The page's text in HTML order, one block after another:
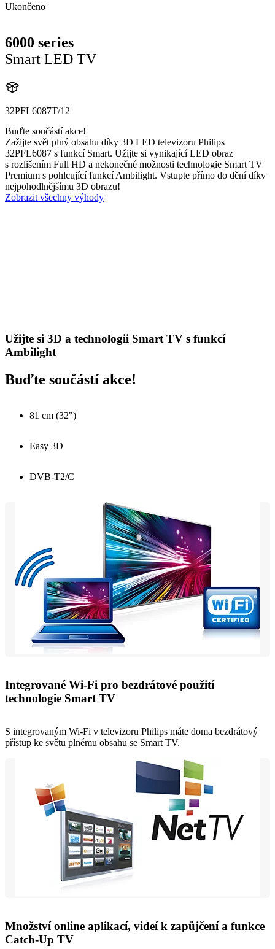
Ukončeno
6000 series
Smart LED TV
32PFL6087T/12
Buďte součástí akce!
Zažijte svět plný obsahu díky 3D LED televizoru Philips
32PFL6087 s funkcí Smart. Užijte si vynikající LED obraz
s rozlišením Full HD a nekonečné možnosti technologie Smart TV
Premium s pohlcující funkcí Ambilight. Vstupte přímo do dění díky
nejpohodlnějšímu 3D obrazu!
Zobrazit všechny výhody
Užijte si 3D a technologii Smart TV s funkcí
Ambilight
Buďte součástí akce!
81 cm (32")
Easy 3D
DVB-T2/C
Integrované Wi-Fi pro bezdrátové použití
technologie Smart TV
S integrovaným Wi-Fi v televizoru Philips máte doma bezdrátový
přístup ke světu plnému obsahu se Smart TV.
Množství online aplikací, videí k zapůjčení a funkce
Catch-Up TV